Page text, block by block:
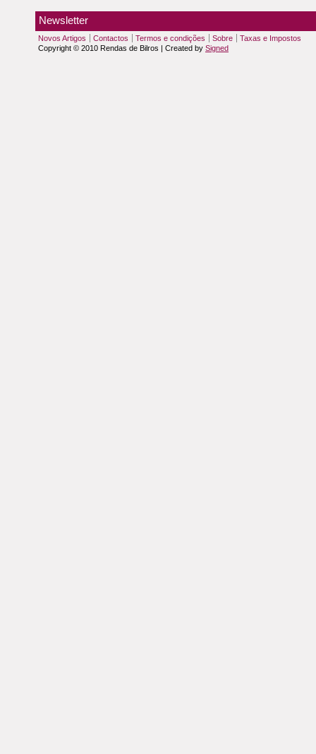
Newsletter
Novos Artigos Contactos Termos e condições Sobre
Taxas e Impostos
Copyright © 2010 Rendas de Bilros | Created by Signed